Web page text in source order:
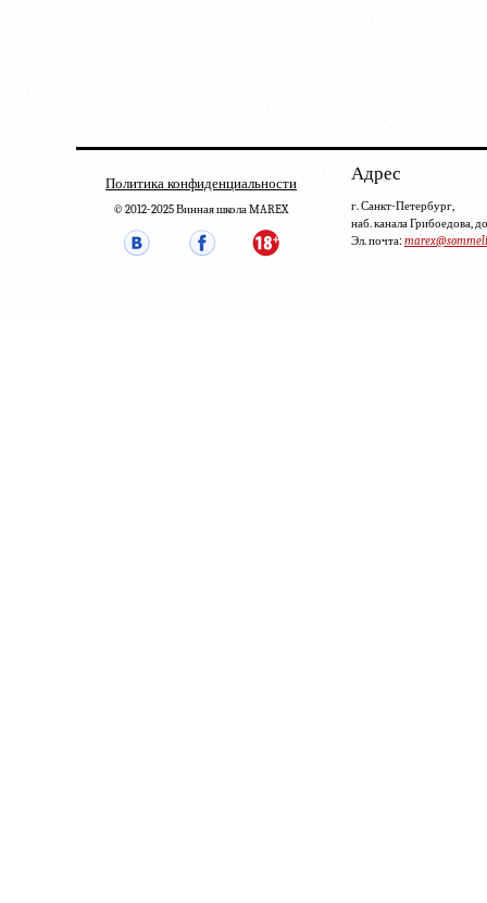
Политика конфиденциальности
© 2012-2025 Винная школа MAREX
Адрес
г. Санкт-Петербург,
наб. канала Грибоедова,
Эл. почта: